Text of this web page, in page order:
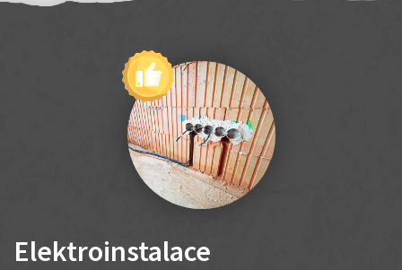
Elektroinstalace